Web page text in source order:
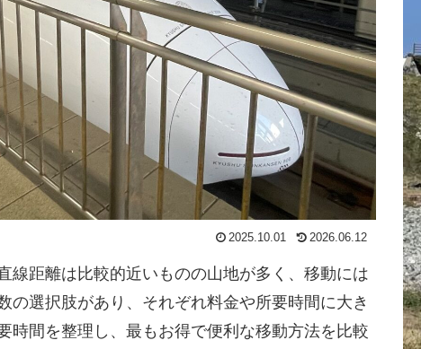
2025.10.01 2026.06.12
線距離は比較的近いものの山地が多く、移動には
選択肢があり、それぞれ料金や所要時間に大き
時間を整理し、最もお得で便利な移動方法を比較